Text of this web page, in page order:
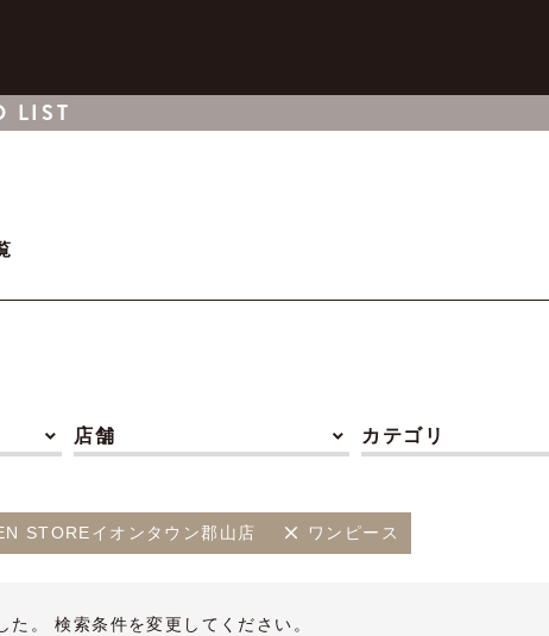
LIST
店舗 カテゴリ
STOREイオンタウン郡山店 ワンピース
。 検索条件を変更してください。